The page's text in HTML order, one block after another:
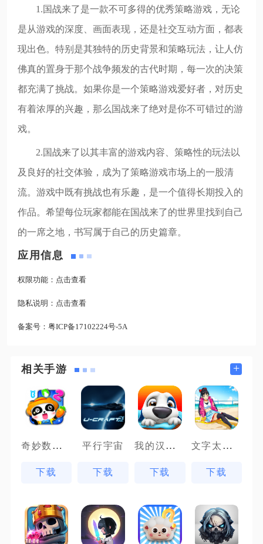
1.国战来了是一款不可多得的优秀策略游戏，无论
是从游戏的深度、画面表现，还是社交互动方面，都表
现出色。特别是其独特的历史背景和策略玩法，让人仿
佛真的置身于那个战争频发的古代时期，每一次的决策
都充满了挑战。如果你是一个策略游戏爱好者，对历史
有着浓厚的兴趣，那么国战来了绝对是你不可错过的游
戏。
2.国战来了以其丰富的游戏内容、策略性的玩法以
及良好的社交体验，成为了策略游戏市场上的一股清
流。游戏中既有挑战也有乐趣，是一个值得长期投入的
作品。希望每位玩家都能在国战来了的世界里找到自己
的一席之地，书写属于自己的历史篇章。
应用信息
权限功能： 点击查看
隐私说明： 点击查看
备案号： 粤ICP备17102224号-5A
相关手游 +
奇妙数字农场
下载
平行宇宙
下载
我的汉克狗
下载
文字太疯狂
下载